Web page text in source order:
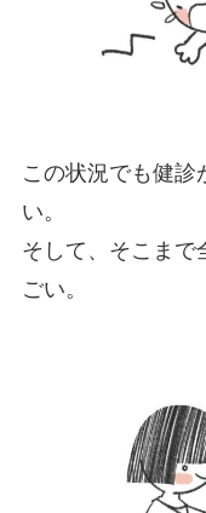
この状況でも健診
い。
そして、そこまで
ごい。